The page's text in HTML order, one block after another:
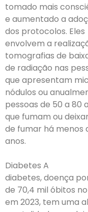
tomado mais
e aumentado a
dos protocolos. Eles
envolvem a
tomografias de
de radiação nas
que apresentam
nódulos ou
pessoas de 50 a 80
que fumam ou
de fumar há menos
anos.
Diabetes A
diabetes, doença
de 70,4 mil óbitos
em 2023, tem uma